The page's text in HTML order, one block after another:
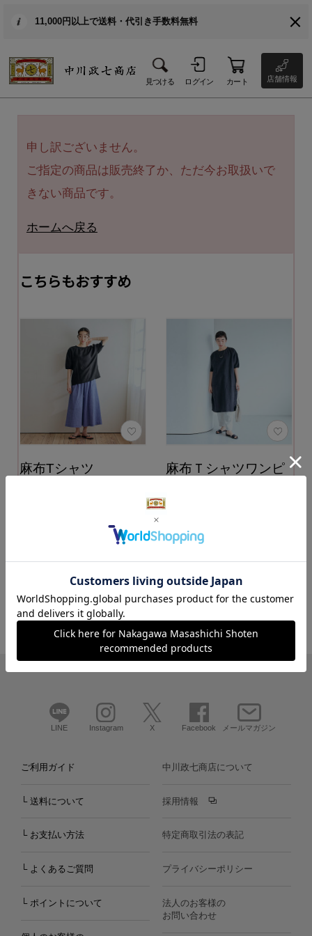
11,000円以上で送料・代引き手数料無料
見つける ログイン カート 店舗情報
申し訳ございません。
ご指定の商品は販売終了か、ただ今お取扱いで
きない商品です。
ホームへ戻る
こちらもおすすめ
麻布Tシャツ
麻布Ｔシャツワンピ
18,150円
LINE Instagram X Facebook メールマガジン
ご利用ガイド
└ 送料について
└ お支払い方法
└ よくあるご質問
└ ポイントについて
中川政七商店について
採用情報
特定商取引法の表記
プライバシーポリシー
法人のお客様の
お問い合わせ